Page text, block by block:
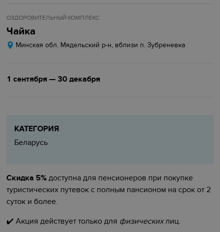
ОЗДОРОВИТЕЛЬНЫЙ КОМПЛЕКС
Чайка
Минская обл. Мядельский р-н, вблизи п. Зубреневка
1 сентября — 30 декабря
КАТЕГОРИЯ
Беларусь
Скидка 5% доступна для пенсионеров при покупке
туристических путевок с полным пансионом на срок от 2
суток и более.
✔️Акция действует только для физическихлиц.